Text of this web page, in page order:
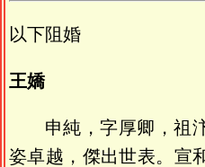
以下阻婚
王嬌
申純，字厚卿，祖
姿卓越，傑出世表。宣